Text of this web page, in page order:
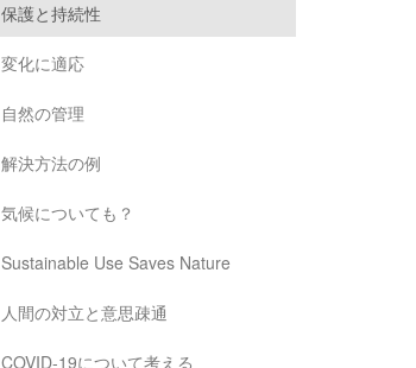
保護と持続性
変化に適応
自然の管理
解決方法の例
気候についても？
Sustainable Use Saves Nature
人間の対立と意思疎通
COVID-19について考える